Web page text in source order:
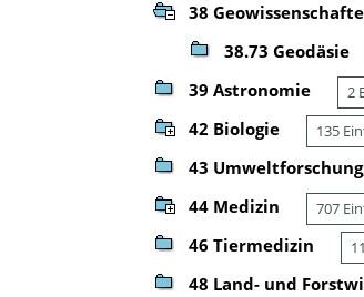
38
38.73 Geodäsie
39 Astronomie 2
42 Biologie 135
43
44 Medizin 707
46 Tiermedizin
48 Land- und